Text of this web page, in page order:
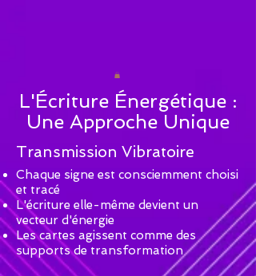
L'Écriture Énergétique :
Une Approche Unique
Transmission Vibratoire
Chaque signe est consciemment choisi
et tracé
L'écriture elle-même devient un
vecteur d'énergie
Les cartes agissent comme des
supports de transformation